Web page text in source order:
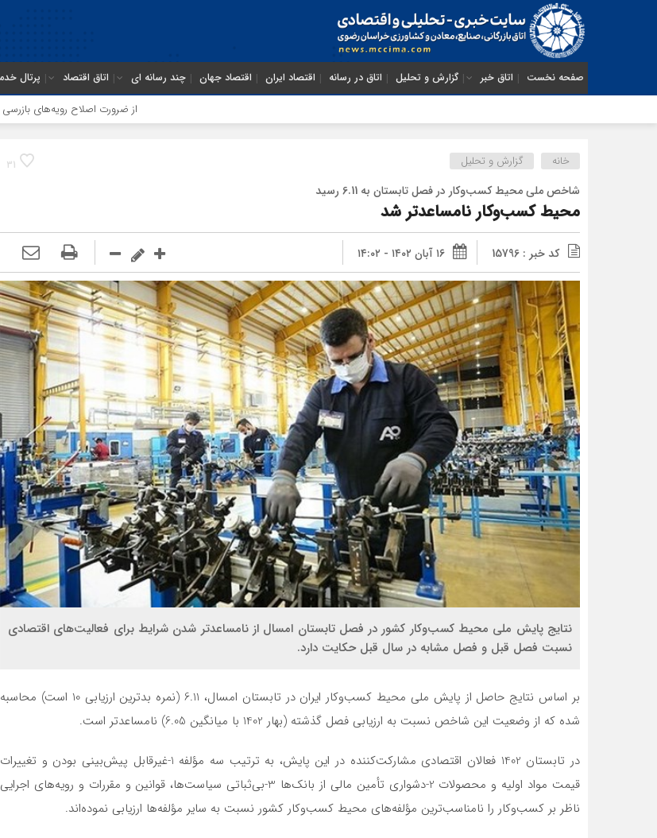
صفحه نخست اتاق خبر گزارش و تحلیل اتاق در رسانه اقتصاد ایران اقتصاد جهان چند رسانه ای اتاق اقتصاد پرتال
از ضرورت اصلاح رویه‌های بازرسی تا لزوم
31 خانه گزارش و تحلیل
شاخص ملی محیط کسب‌وکار در فصل تابستان به 6.11 رسید
محیط کسب‌وکار نامساعدتر شد
کد خبر : 15796 ۱۶ آبان ۱۴۰۲ - ۱۴:۰۲
نتایج پایش ملی محیط کسب‌وکار کشور در فصل تابستان امسال از نامساعدتر شدن شرایط برای فعالیت‌های اقتصادی
نسبت فصل قبل و فصل مشابه در سال قبل حکایت دارد.
بر اساس نتایج حاصل از پایش ملی محیط کسب‌وکار ایران در تابستان امسال، 6.11 (نمره بدترین ارزیابی 10 است) محاسبه
شده که از وضعیت این شاخص نسبت به ارزیابی فصل گذشته (بهار 1402 با میانگین 6.05) نامساعدتر است.
در تابستان 1402 فعالان اقتصادی مشارکت‌کننده در این پایش، به ترتیب سه مؤلفه 1-غیرقابل پیش‌بینی بودن و تغییرات
قیمت مواد اولیه و محصولات 2-دشواری تأمین مالی از بانک‌ها 3-بی‌ثباتی سیاست‌ها، قوانین و مقررات و رویه‌های اجرایی
ناظر بر کسب‌وکار را نامناسب‌ترین مؤلفه‌های محیط کسب‌وکار کشور نسبت به سایر مؤلفه‌ها ارزیابی نموده‌اند.